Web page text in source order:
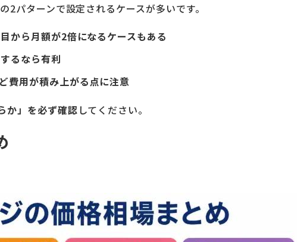
の2パターンで設定されるケースが多いです。
から月額が2倍になるケースもある
るなら有利
費用が積み上がる点に注意
か」を必ず確認 してください。